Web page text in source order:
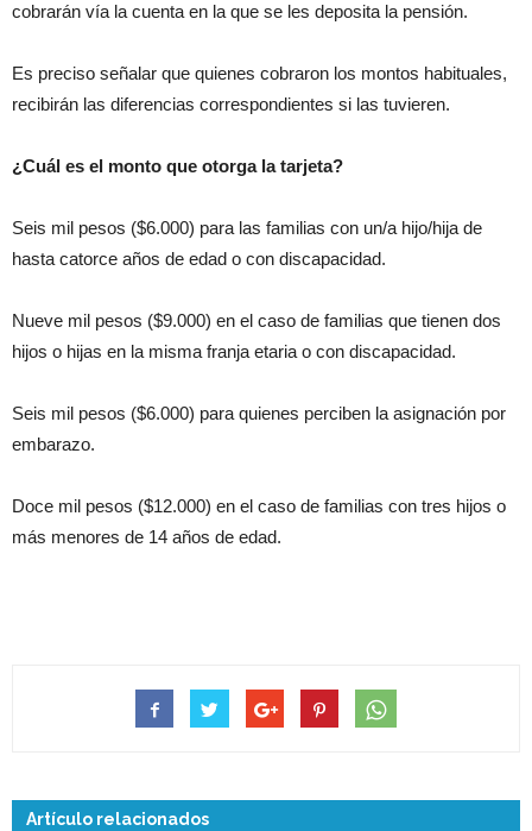
cobrarán vía la cuenta en la que se les deposita la pensión.
Es preciso señalar que quienes cobraron los montos habituales,
recibirán las diferencias correspondientes si las tuvieren.
¿Cuál es el monto que otorga la tarjeta?
Seis mil pesos ($6.000) para las familias con un/a hijo/hija de
hasta catorce años de edad o con discapacidad.
Nueve mil pesos ($9.000) en el caso de familias que tienen dos
hijos o hijas en la misma franja etaria o con discapacidad.
Seis mil pesos ($6.000) para quienes perciben la asignación por
embarazo.
Doce mil pesos ($12.000) en el caso de familias con tres hijos o
más menores de 14 años de edad.
Artículo relacionados